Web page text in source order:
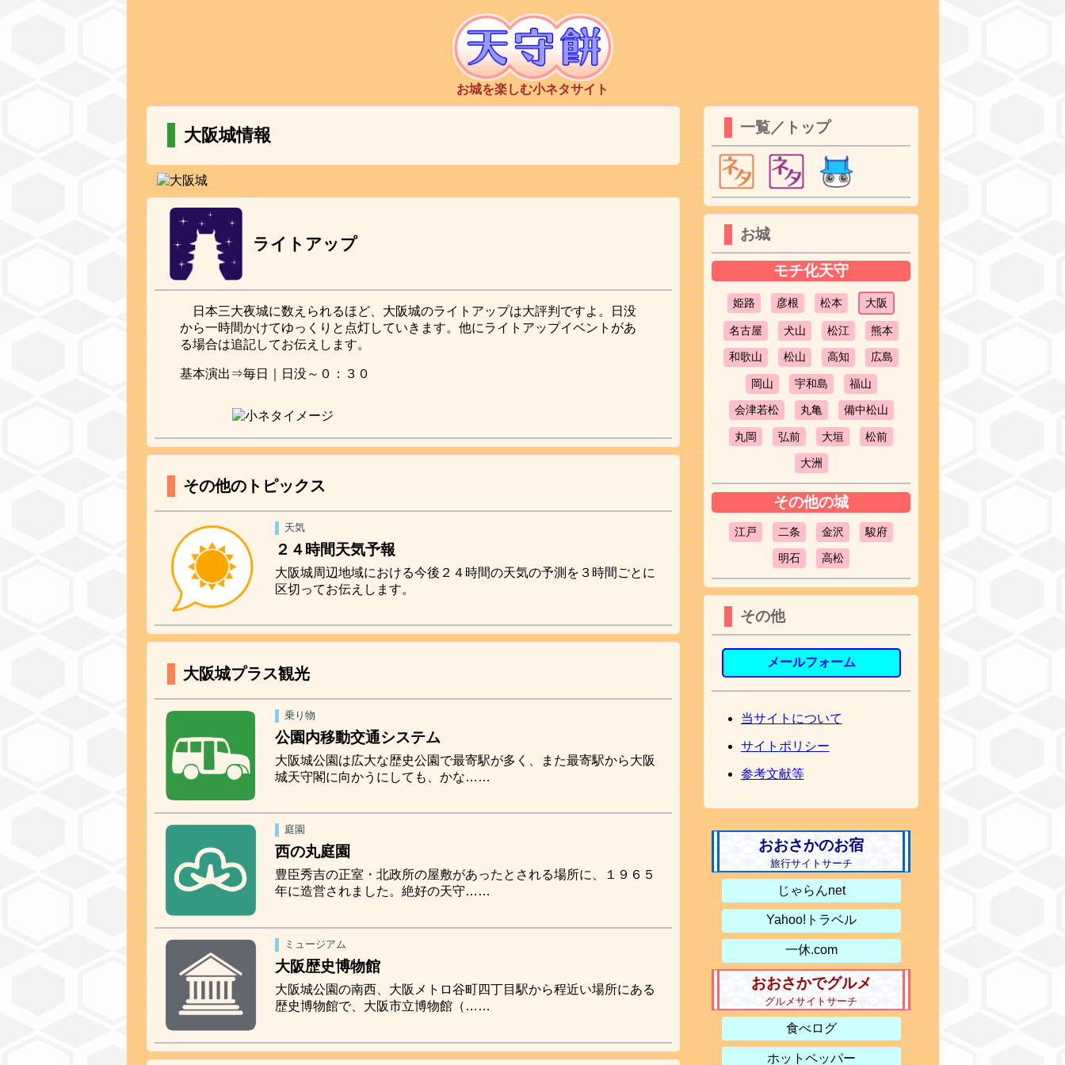
お城を楽しむ小ネタサイト
大阪城情報
ライトアップ
日本三大夜城に数えられるほど、大阪城のライトアップは大評判ですよ。日没
から一時間かけてゆっくりと点灯していきます。他にライトアップイベントがあ
る場合は追記してお伝えします。
基本演出⇒毎日｜日没～０：３０
その他のトピックス
天気
２４時間天気予報
大阪城周辺地域における今後２４時間の天気の予測を３時間ごとに
区切ってお伝えします。
大阪城プラス観光
乗り物
公園内移動交通システム
大阪城公園は広大な歴史公園で最寄駅が多く、また最寄駅から大阪
城天守閣に向かうにしても、かな……
庭園
西の丸庭園
豊臣秀吉の正室・北政所の屋敷があったとされる場所に、１９６５
年に造営されました。絶好の天守……
ミュージアム
大阪歴史博物館
大阪城公園の南西、大阪メトロ谷町四丁目駅から程近い場所にある
歴史博物館で、大阪市立博物館（……
一覧／トップ
お城
モチ化天守
姫路 彦根 松本 大阪
名古屋 犬山 松江 熊本
和歌山 松山 高知 広島
岡山 宇和島 福山
会津若松 丸亀 備中松山
丸岡 弘前 大垣 松前
大洲
その他の城
江戸 二条 金沢 駿府
明石 高松
その他
メールフォーム
当サイトについて
サイトポリシー
参考文献等
おおさかのお宿
旅行サイトサーチ
じゃらんnet
Yahoo!トラベル
一休.com
おおさかでグルメ
グルメサイトサーチ
食べログ
ホットペッパー